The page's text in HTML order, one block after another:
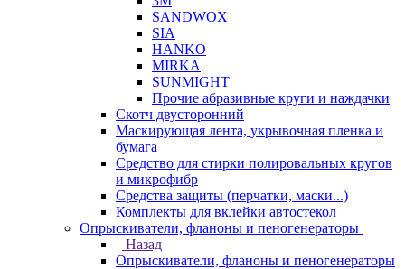
SANDWOX
SIA
HANKO
MIRKA
SUNMIGHT
Прочие абразивные круги и наждачки
Скотч двусторонний
Маскирующая лента, укрывочная пленка и
бумага
Средство для стирки полировальных кругов
и микрофибр
Средства защиты (перчатки, маски...)
Комплекты для вклейки автостекол
Опрыскиватели, фланоны и пеногенераторы
Назад
Опрыскиватели, фланоны и пеногенераторы